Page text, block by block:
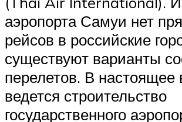
аэропорта Самуи нет
рейсов в российские
существуют варианты
перелетов. В настоящее
ведется строительство
государственного